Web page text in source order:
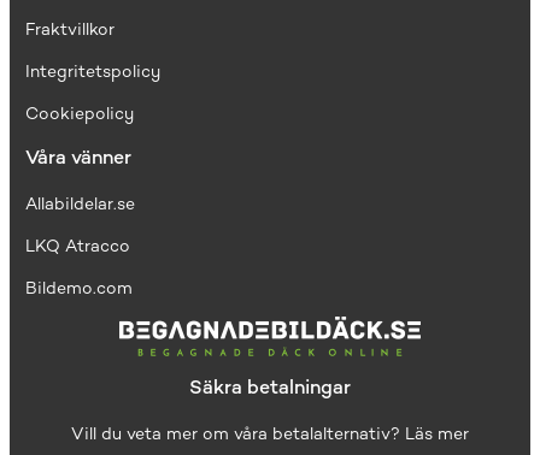
Fraktvillkor
Integritetspolicy
Cookiepolicy
Våra vänner
Allabildelar.se
LKQ Atracco
Bildemo.com
Säkra betalningar
Vill du veta mer om våra betalalternativ? Läs mer